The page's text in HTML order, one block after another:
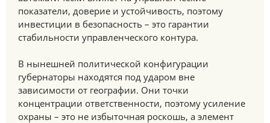
показатели, доверие и устойчивость, поэтому
инвестиции в безопасность – это гарантии
стабильности управленческого контура.
В нынешней политической конфигурации
губернаторы находятся под ударом вне
зависимости от географии. Они точки
концентрации ответственности, поэтому усиление
охраны – это не избыточная роскошь, а элемент